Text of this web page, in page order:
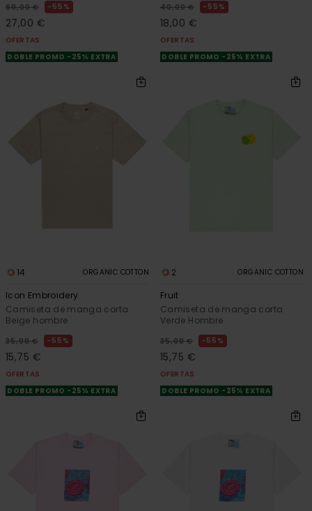
60,00 € 55%
27,00 €
OFERTAS
DOBLE PROMO -25% EXTRA
40,00 € 55%
18,00 €
OFERTAS
DOBLE PROMO -25% EXTRA
14 ORGANIC COTTON
Icon Embroidery
Camiseta de manga corta
Beige hombre
35,00 € 55%
15,75 €
OFERTAS
DOBLE PROMO -25% EXTRA
2 ORGANIC COTTON
Fruit
Camiseta de manga corta
Verde Hombre
35,00 € 55%
15,75 €
OFERTAS
DOBLE PROMO -25% EXTRA